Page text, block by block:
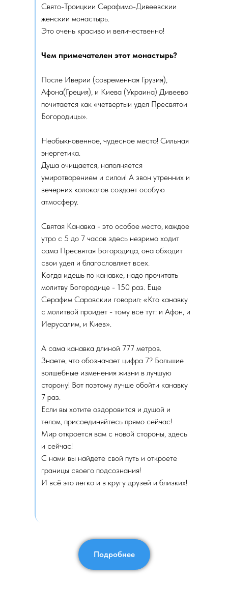
Свято-Троицкии Серафимо-Дивеевскии
женскии монастырь.
Это очень красиво и величественно!
Чем примечателен этот монастырь?
После Иверии (современная Грузия),
Афона(Греция), и Киева (Украина) Дивеево
почитается как «четвертыи удел Пресвятои
Богородицы».
Необыкновенное, чудесное место! Сильная
энергетика.
Душа очищается, наполняется
умиротворением и силои! А звон утренних и
вечерних колоколов создает особую
атмосферу.
Святая Канавка - это особое место, каждое
утро с 5 до 7 часов здесь незримо ходит
сама Пресвятая Богородица, она обходит
свои удел и благословляет всех.
Когда идешь по канавке, надо прочитать
молитву Богородице - 150 раз. Еще
Серафим Саровскии говорил: «Кто канавку
с молитвой проидет - тому все тут: и Афон, и
Иерусалим, и Киев».
А сама канавка длиной 777 метров.
Знаете, что обозначает цифра 7? Большие
волшебные изменения жизни в лучшую
сторону! Вот поэтому лучше обойти канавку
7 раз.
Если вы хотите оздоровится и душой и
телом, присоединяйтесь прямо сейчас!
Мир откроется вам с новой стороны, здесь
и сейчас!
С нами вы найдете свой путь и откроете
границы своего подсознания!
И всё это легко и в кругу друзей и близких!
Подробнее